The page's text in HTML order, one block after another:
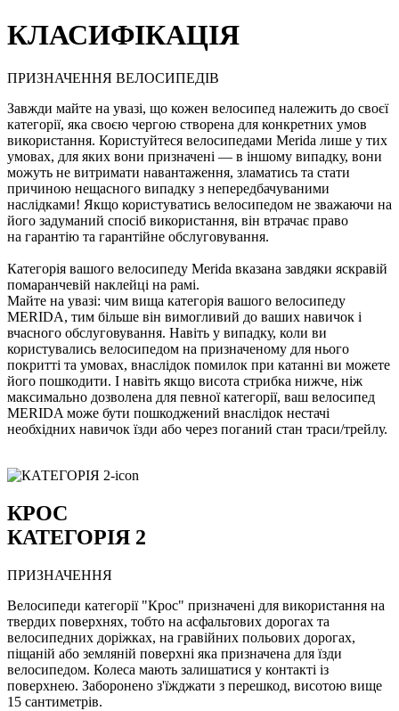
КЛАСИФIКАЦІЯ
ПРИЗНАЧЕННЯ ВЕЛОСИПЕДIВ
Завжди майте на увазі, що кожен велосипед належить до своєї
категорії, яка своєю чергою створена для конкретних умов
використання. Користуйтеся велосипедами Merida лише у тих
умовах, для яких вони призначені — в іншому випадку, вони
можуть не витримати навантаження, зламатись та стати
причиною нещасного випадку з непередбачуваними
наслідками! Якщо користуватись велосипедом не зважаючи на
його задуманий спосіб використання, він втрачає право
на гарантію та гарантійне обслуговування.
Категорія вашого велосипеду Merida вказана завдяки яскравій
помаранчевій наклейці на рамі.
Майте на увазі: чим вища категорія вашого велосипеду
MERIDA, тим більше він вимогливий до ваших навичок і
вчасного обслуговування. Навіть у випадку, коли ви
користувались велосипедом на призначеному для нього
покритті та умовах, внаслідок помилок при катанні ви можете
його пошкодити. І навіть якщо висота стрибка нижче, ніж
максимально дозволена для певної категорії, ваш велосипед
MERIDA може бути пошкоджений внаслідок нестачі
необхідних навичок їзди або через поганий стан траси/трейлу.
КРОС
КАТЕГОРІЯ 2
ПРИЗНАЧЕННЯ
Велосипеди категорії "Крос" призначені для використання на
твердих поверхнях, тобто на асфальтових дорогах та
велосипедних доріжках, на гравійних польових дорогах,
піщаній або земляній поверхні яка призначена для їзди
велосипедом. Колеса мають залишатися у контакті із
поверхнею. Заборонено з'їжджати з перешкод, висотою вище
15 сантиметрів.